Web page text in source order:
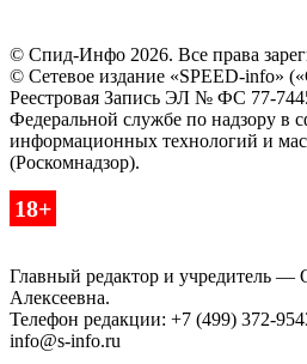
© Спид-Инфо 2026. Все права
© Сетевое издание «SPEED-info»
Реестровая Запись ЭЛ № ФС 77-
Федеральной службе по надзору в
информационных технологий и
(Роскомнадзор).
18+
Главный редактор и учредитель —
Алексеевна.
Телефон редакции: +7 (499) 372-
info@s-info.ru